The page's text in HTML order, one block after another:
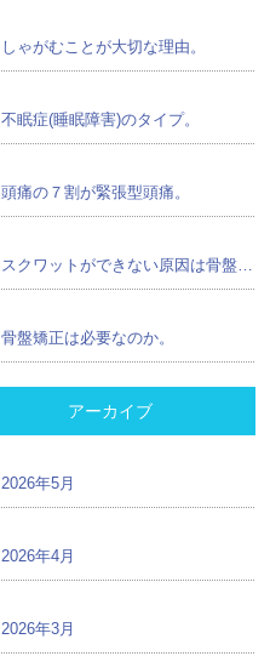
しゃがむことが大切な理由。
不眠症(睡眠障害)のタイプ。
頭痛の７割が緊張型頭痛。
スクワットができない原因は骨盤の歪み。
骨盤矯正は必要なのか。
アーカイブ
2026年5月
2026年4月
2026年3月